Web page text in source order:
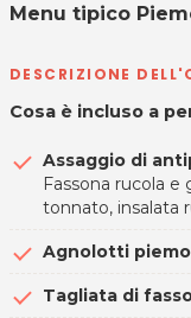
Menu tipico
DESCRIZIONE
Cosa è incluso a
Assaggio di
Fassona rucola
tonnato, insalata
Agnolotti
Tagliata di